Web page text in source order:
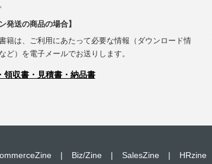
発送の商品の場合】
籍は、ご利用にあたって必要な情報（ダウンロード情
ど）を電子メールでお送りします。
領収書・見積書・納品書
| Biz/Zine | SalesZine | HRzine